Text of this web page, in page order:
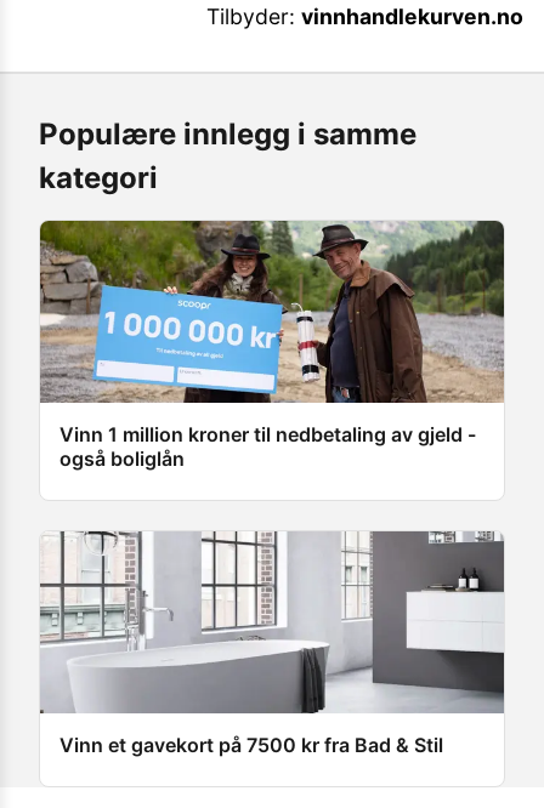
Tilbyder:vinnhandlekurven.no
Populære innlegg i samme
kategori
Vinn 1 million kroner til nedbetaling av gjeld -
også boliglån
Vinn et gavekort på 7500 kr fra Bad & Stil